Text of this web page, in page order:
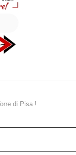
di Pisa !